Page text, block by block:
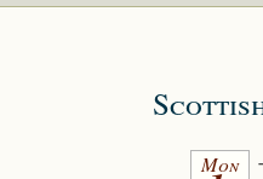
Mon